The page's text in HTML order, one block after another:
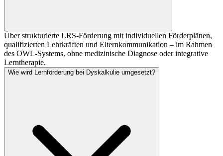
Über strukturierte LRS-Förderung mit individuellen Förderplänen,
qualifizierten Lehrkräften und Elternkommunikation – im Rahmen
des OWL-Systems, ohne medizinische Diagnose oder integrative
Lerntherapie.
Wie wird Lernförderung bei Dyskalkulie umgesetzt?